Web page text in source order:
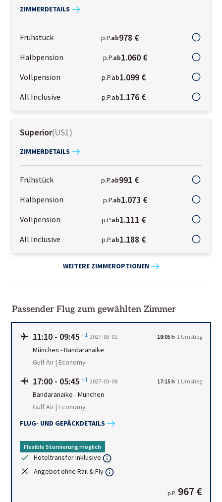
ZIMMERDETAILS
Frühstück p.P.ab978 €
Halbpension p.P.ab1.060 €
Vollpension p.P.ab1.099 €
All Inclusive p.P.ab1.176 €
Superior(US1)
ZIMMERDETAILS
Frühstück p.P.ab991 €
Halbpension p.P.ab1.073 €
Vollpension p.P.ab1.111 €
All Inclusive p.P.ab1.188 €
WEITERE ZIMMEROPTIONEN
Passender Flug zum gewählten Zimmer
11:10 - 09:45 +1 2027-03-01 18:05 h 1 Umstieg
München -Bandaranaike
Gulf Air | Economy
17:00 - 05:45 +1 2027-03-08 17:15 h 1 Umstieg
Bandaranaike -München
Gulf Air | Economy
FLUG- UND GEPÄCKDETAILS
Flexible Stornierung möglich
Hoteltransfer inklusive
Angebot ohne Rail & Fly
p.P. 967 €